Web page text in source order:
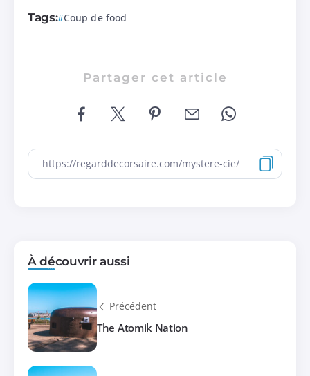
Tags: Coup de food
Partager cet article
À découvrir aussi
Précédent
The Atomik Nation